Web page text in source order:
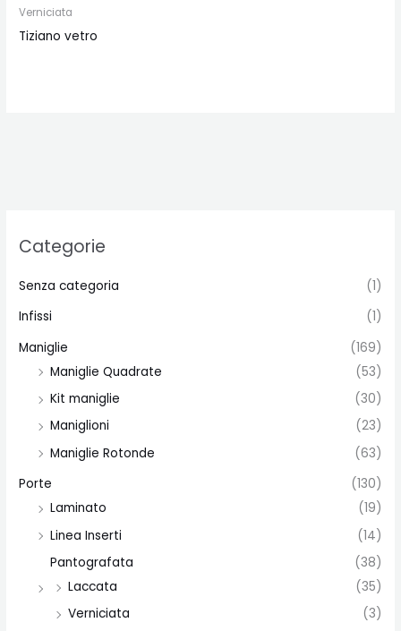
Categorie
Senza categoria
(1)
Infissi
(1)
Maniglie
(169)
Maniglie Quadrate
(53)
Kit maniglie
(30)
Maniglioni
(23)
Maniglie Rotonde
(63)
Porte
(130)
Laminato
(19)
Linea Inserti
(14)
Pantografata
(38)
Laccata
(35)
Verniciata
(3)
Verniciata
Tiziano vetro